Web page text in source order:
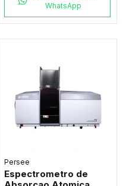
WhatsApp
Persee
Espectrometro de